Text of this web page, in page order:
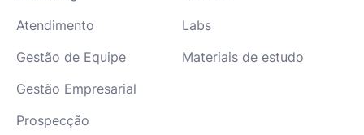
Atendimento
Gestão de Equipe
Gestão Empresarial
Prospecção
Labs
Materiais de estudo